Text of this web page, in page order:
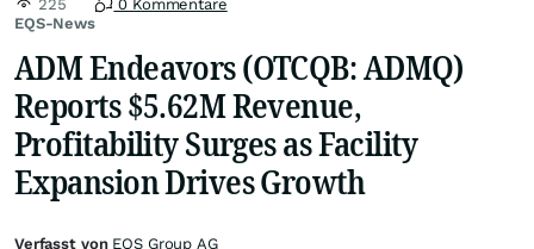
EQS-News
225 0 Kommentare
ADM Endeavors (OTCQB: ADMQ)
Reports $5.62M Revenue,
Profitability Surges as Facility
Expansion Drives Growth
Verfasst von EQS Group AG